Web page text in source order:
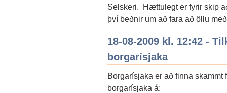
Selskeri. Hættulegt er fyrir skip
því beðnir um að fara að öllu
18-08-2009 kl. 12:42 -
borgarísjaka
Borgarísjaka er að finna skammt
borgarísjaka á: